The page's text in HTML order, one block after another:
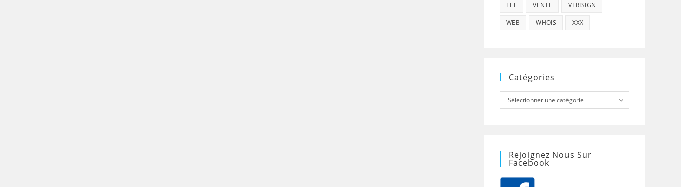
TEL VENTE VERISIGN
WEB WHOIS XXX
Catégories
Catégories
Sélectionner une catégorie
Rejoignez Nous Sur
Facebook